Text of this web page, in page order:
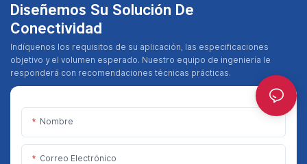
Diseñemos Su Solución De
Conectividad
Indíquenos los requisitos de su aplicación, las especificaciones
objetivo y el volumen esperado. Nuestro equipo de ingeniería le
responderá con recomendaciones técnicas prácticas.
Nombre
Correo Electrónico